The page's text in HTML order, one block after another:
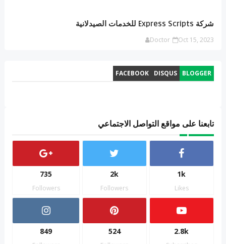
شركة Express Scripts للخدمات الصيدلانية
Doctor Oct 15, 2023
BLOGGER
DISQUS
FACEBOOK
تابعنا على مواقع التواصل الاجتماعي
1k
Likes
2k
Followers
735
Followers
2.8k
524
849